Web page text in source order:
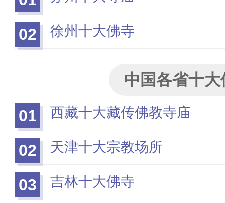
02 徐州十大佛寺
中国各省十大
01
西藏十大藏传佛教寺庙
02 天津十大宗教场所
03 吉林十大佛寺